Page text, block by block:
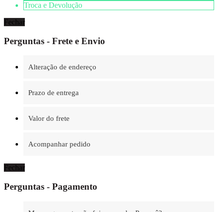
Troca e Devolução
Fechar
Perguntas - Frete e Envio
Alteração de endereço
Prazo de entrega
Valor do frete
Acompanhar pedido
Fechar
Perguntas - Pagamento